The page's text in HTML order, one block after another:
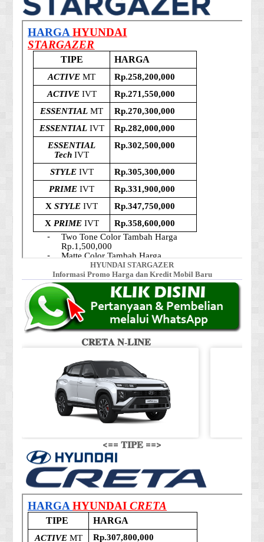
HYUNDAI STARGAZER
Informasi Promo Harga dan Kredit Mobil Baru
𝐂𝐑𝐄𝐓𝐀 𝐍-𝐋𝐈𝐍𝐄
<== 𝐓𝐈𝐏𝐄 ==>